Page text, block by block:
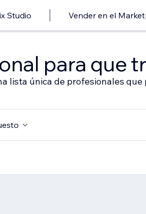
Studio Vender en el
para que
lista única de profesionales